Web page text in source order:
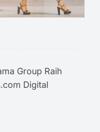
Group Raih
Digital